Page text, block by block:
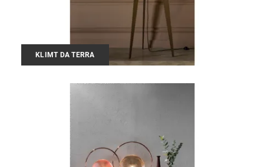
KLIMT DA TERRA